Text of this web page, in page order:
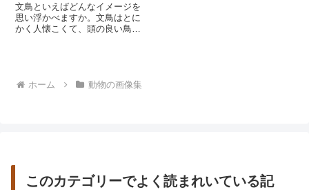
文鳥といえばどんなイメージを
思い浮かべますか。文鳥はとに
かく人懐こくて、頭の良い鳥で
ホーム 動物の画像集
このカテゴリーでよく読まれいている記